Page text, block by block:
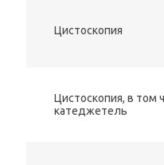
Цистоскопия
Цистоскопия, в том
катеджетель